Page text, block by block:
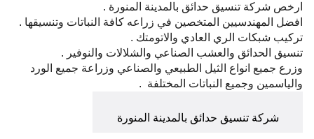
ارخص شركة تنسيق حدائق بالمدينة المنورة .
افضل المهندسيين المتخصين في زراعه كافة النباتات وتنسيقها .
تركيب شبكات الري العادي والاتومتك .
تنسيق الحدائق والعشب الصناعي والشلالات والنوفير .
وزرع جميع انواع الثيل الطبيعي والصناعي وزراعة جميع الورد
والياسمين وجميع النباتات المختلفة .
شركة تنسيق حدائق بالمدينة المنورة